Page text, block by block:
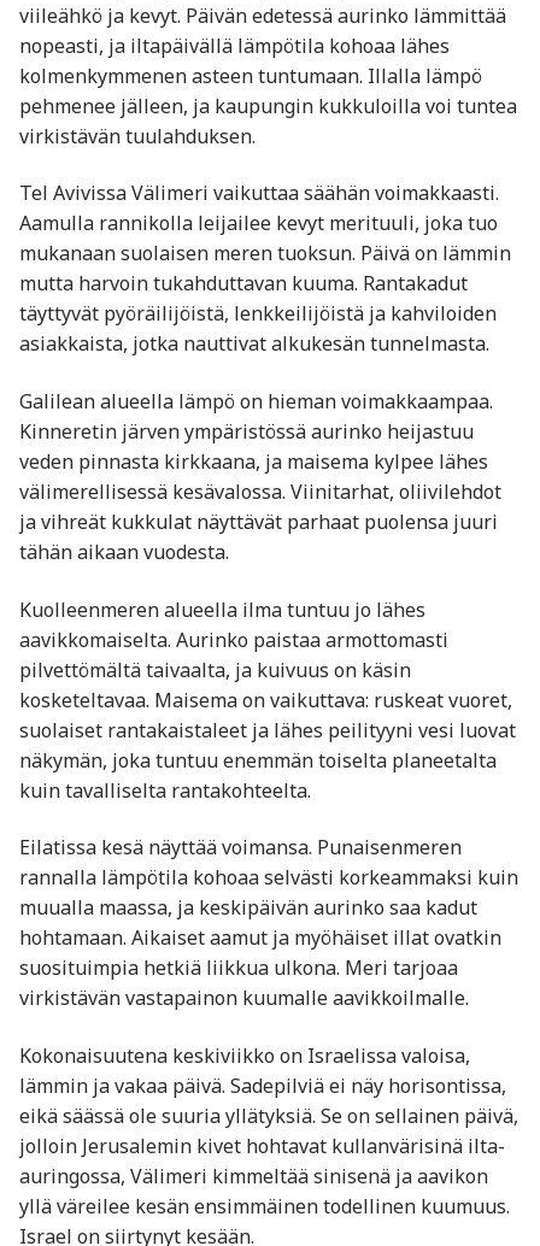
viileähkö ja kevyt. Päivän edetessä aurinko lämmittää
nopeasti, ja iltapäivällä lämpötila kohoaa lähes
kolmenkymmenen asteen tuntumaan. Illalla lämpö
pehmenee jälleen, ja kaupungin kukkuloilla voi tuntea
virkistävän tuulahduksen.
Tel Avivissa Välimeri vaikuttaa säähän voimakkaasti.
Aamulla rannikolla leijailee kevyt merituuli, joka tuo
mukanaan suolaisen meren tuoksun. Päivä on lämmin
mutta harvoin tukahduttavan kuuma. Rantakadut
täyttyvät pyöräilijöistä, lenkkeilijöistä ja kahviloiden
asiakkaista, jotka nauttivat alkukesän tunnelmasta.
Galilean alueella lämpö on hieman voimakkaampaa.
Kinneretin järven ympäristössä aurinko heijastuu
veden pinnasta kirkkaana, ja maisema kylpee lähes
välimerellisessä kesävalossa. Viinitarhat, oliivilehdot
ja vihreät kukkulat näyttävät parhaat puolensa juuri
tähän aikaan vuodesta.
Kuolleenmeren alueella ilma tuntuu jo lähes
aavikkomaiselta. Aurinko paistaa armottomasti
pilvettömältä taivaalta, ja kuivuus on käsin
kosketeltavaa. Maisema on vaikuttava: ruskeat vuoret,
suolaiset rantakaistaleet ja lähes peilityyni vesi luovat
näkymän, joka tuntuu enemmän toiselta planeetalta
kuin tavalliselta rantakohteelta.
Eilatissa kesä näyttää voimansa. Punaisenmeren
rannalla lämpötila kohoaa selvästi korkeammaksi kuin
muualla maassa, ja keskipäivän aurinko saa kadut
hohtamaan. Aikaiset aamut ja myöhäiset illat ovatkin
suosituimpia hetkiä liikkua ulkona. Meri tarjoaa
virkistävän vastapainon kuumalle aavikkoilmalle.
Kokonaisuutena keskiviikko on Israelissa valoisa,
lämmin ja vakaa päivä. Sadepilviä ei näy horisontissa,
eikä säässä ole suuria yllätyksiä. Se on sellainen päivä,
jolloin Jerusalemin kivet hohtavat kullanvärisinä ilta-
auringossa, Välimeri kimmeltää sinisenä ja aavikon
yllä väreilee kesän ensimmäinen todellinen kuumuus.
Israel on siirtynyt kesään.